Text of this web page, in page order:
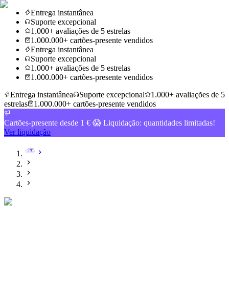
Entrega instantânea
Suporte excepcional
1.000+ avaliações de 5 estrelas
1.000.000+ cartões-presente vendidos
Entrega instantânea
Suporte excepcional
1.000+ avaliações de 5 estrelas
1.000.000+ cartões-presente vendidos
Entrega instantânea
Suporte excepcional
1.000+ avaliações de 5
estrelas
1.000.000+ cartões-presente vendidos
Cartões-presente desde 1 € 😱 Liquidação: quantidades limitadas!
Ver liquidação